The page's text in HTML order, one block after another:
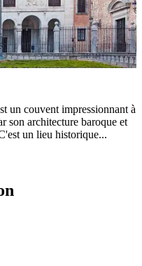
un couvent impressionnant à
son architecture baroque et
un lieu historique...